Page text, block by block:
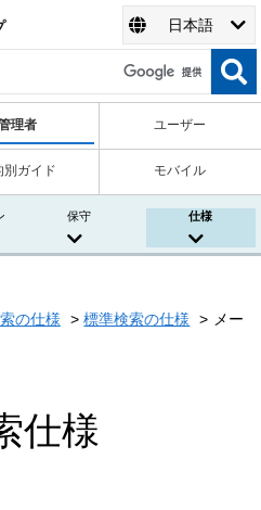
日本語
理者 ユーザー
別ガイド モバイル
保守 仕様
の仕様 標準検索の仕様
メー
仕様